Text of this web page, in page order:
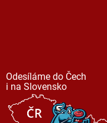
Odesíláme do Čech
i na Slovensko